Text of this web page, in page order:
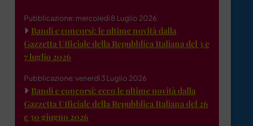
Pubblicazione: mercoledì 8 Luglio 2026
Bandi e concorsi: le ultime novità dalla
Gazzetta Ufficiale della Repubblica Italiana del 3 e
7 luglio 2026
Pubblicazione: venerdì 3 Luglio 2026
Bandi e concorsi: ecco le ultime novità dalla
Gazzetta Ufficiale della Repubblica Italiana del 26
e 30 giugno 2026